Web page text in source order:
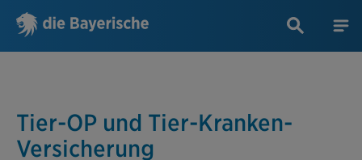
Tier-OP und Tier-Kranken-
Versicherung